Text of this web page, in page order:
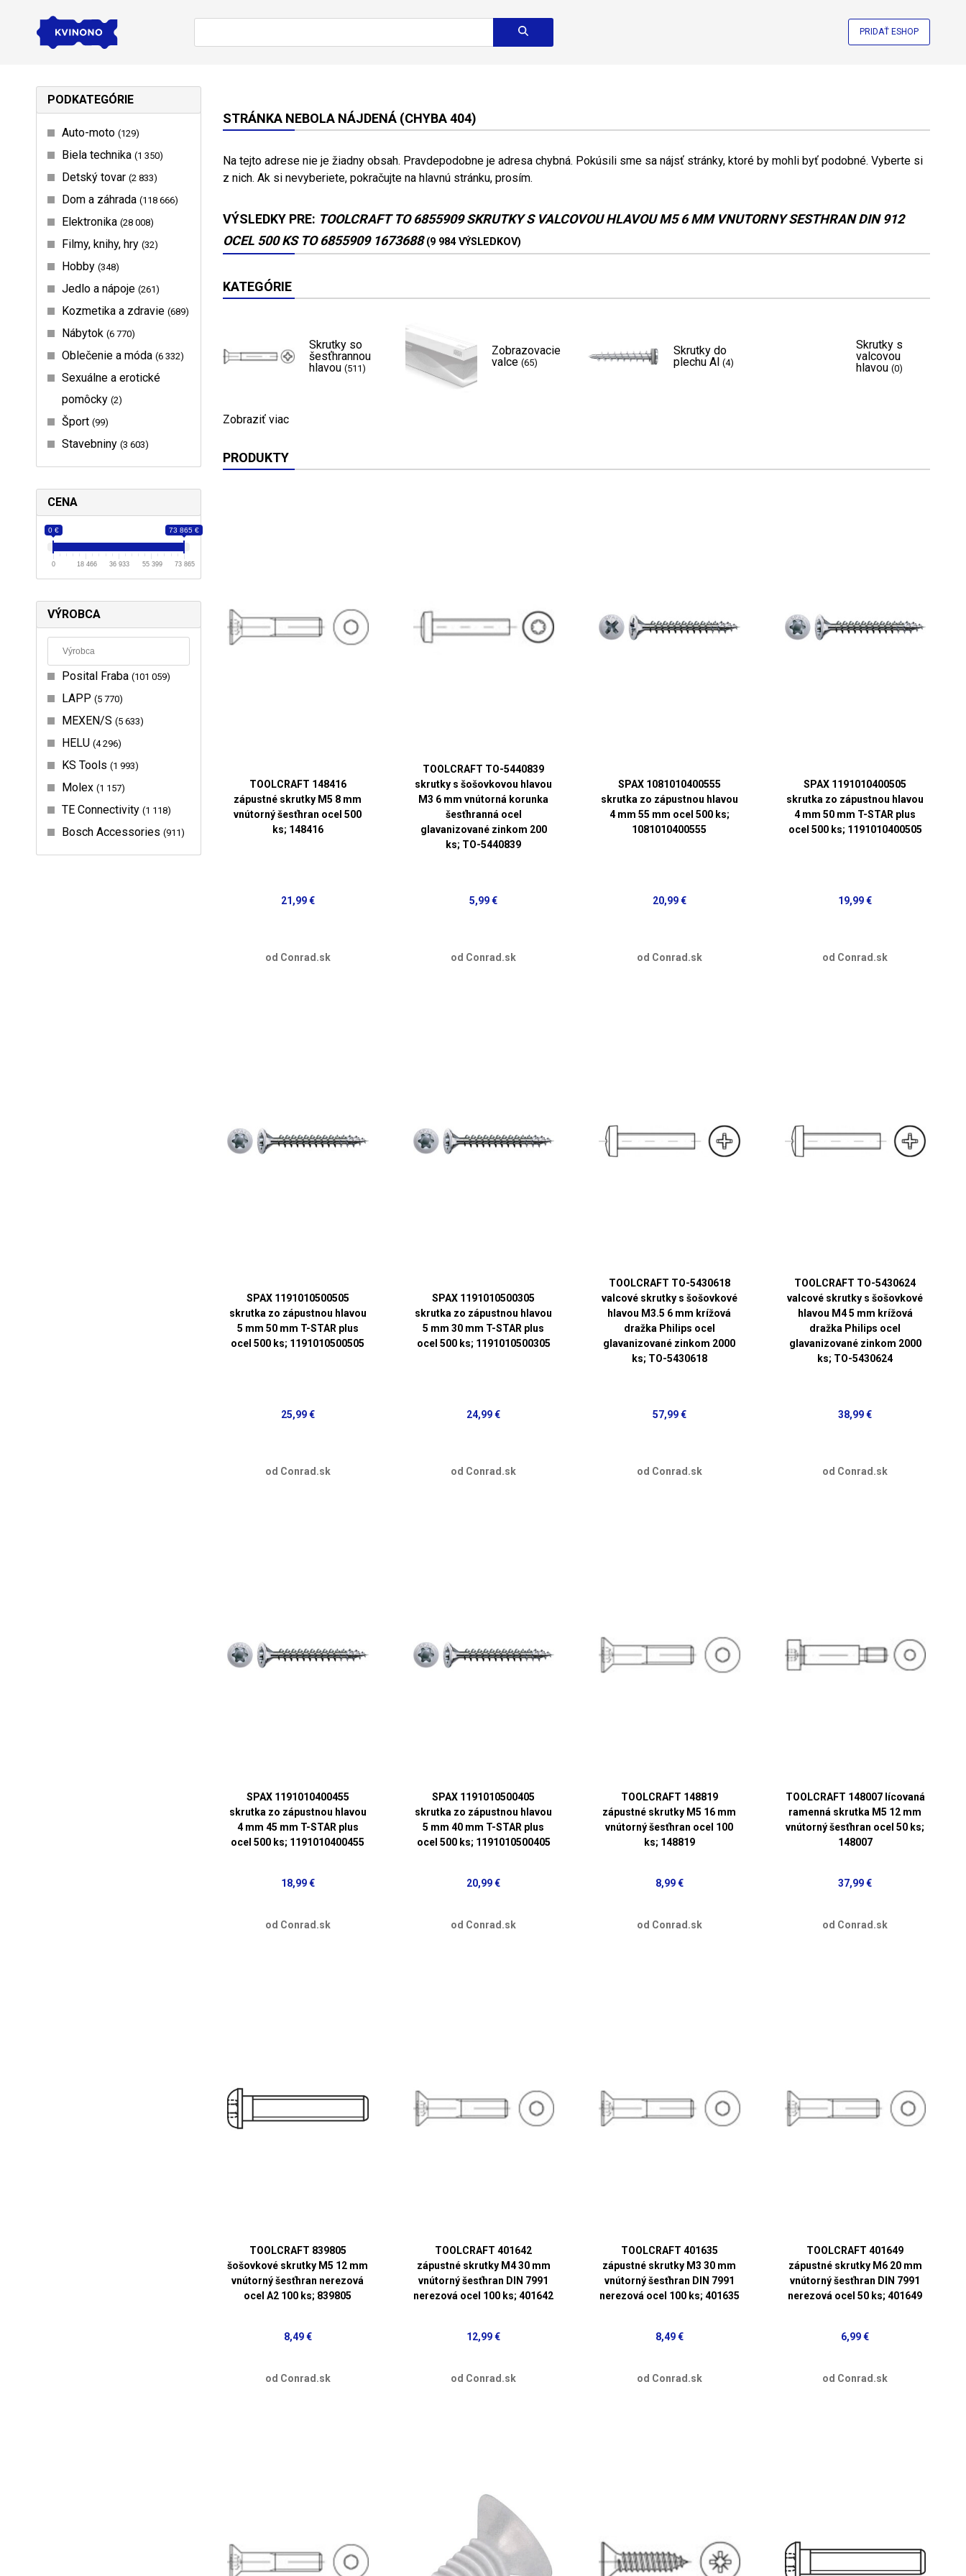
PRIDAŤ ESHOP
PODKATEGÓRIE
Auto-moto 129
Biela technika 1 350
Detský tovar 2 833
Dom a záhrada 118 666
Elektronika 28 008
Filmy, knihy, hry 32
Hobby 348
Jedlo a nápoje 261
Kozmetika a zdravie 689
Nábytok 6 770
Oblečenie a móda 6 332
Sexuálne a erotické
pomôcky 2
Šport 99
Stavebniny 3 603
CENA
0 € 73 865 €
0 18 466 36 933 55 399 73 865
VÝROBCA
Posital Fraba 101 059
LAPP 5 770
MEXEN/S 5 633
HELU 4 296
KS Tools 1 993
Molex 1 157
TE Connectivity 1 118
Bosch Accessories 911
STRÁNKA NEBOLA NÁJDENÁ (CHYBA 404)
Na tejto adrese nie je žiadny obsah. Pravdepodobne je adresa chybná. Pokúsili sme sa nájsť stránky, ktoré by mohli byť podobné. Vyberte si
z nich. Ak si nevyberiete, pokračujte na hlavnú stránku, prosím.
VÝSLEDKY PRE: TOOLCRAFT TO 6855909 SKRUTKY S VALCOVOU HLAVOU M5 6 MM VNUTORNY SESTHRAN DIN 912
OCEL 500 KS TO 6855909 1673688 (9 984 VÝSLEDKOV)
KATEGÓRIE
Skrutky so
šesťhrannou
hlavou (511)
Zobrazovacie
valce (65)
Skrutky do
plechu Al (4)
Skrutky s
valcovou
hlavou (0)
Zobraziť viac
PRODUKTY
TOOLCRAFT 148416
zápustné skrutky M5 8 mm
vnútorný šesťhran ocel 500
ks; 148416
21,99 €
od Conrad.sk
TOOLCRAFT TO-5440839
skrutky s šošovkovou hlavou
M3 6 mm vnútorná korunka
šesťhranná ocel
glavanizované zinkom 200
ks; TO-5440839
5,99 €
od Conrad.sk
SPAX 1081010400555
skrutka zo zápustnou hlavou
4 mm 55 mm ocel 500 ks;
1081010400555
20,99 €
od Conrad.sk
SPAX 1191010400505
skrutka zo zápustnou hlavou
4 mm 50 mm T-STAR plus
ocel 500 ks; 1191010400505
19,99 €
od Conrad.sk
SPAX 1191010500505
skrutka zo zápustnou hlavou
5 mm 50 mm T-STAR plus
ocel 500 ks; 1191010500505
25,99 €
od Conrad.sk
SPAX 1191010500305
skrutka zo zápustnou hlavou
5 mm 30 mm T-STAR plus
ocel 500 ks; 1191010500305
24,99 €
od Conrad.sk
TOOLCRAFT TO-5430618
valcové skrutky s šošovkové
hlavou M3.5 6 mm krížová
dražka Philips ocel
glavanizované zinkom 2000
ks; TO-5430618
57,99 €
od Conrad.sk
TOOLCRAFT TO-5430624
valcové skrutky s šošovkové
hlavou M4 5 mm krížová
dražka Philips ocel
glavanizované zinkom 2000
ks; TO-5430624
38,99 €
od Conrad.sk
SPAX 1191010400455
skrutka zo zápustnou hlavou
4 mm 45 mm T-STAR plus
ocel 500 ks; 1191010400455
18,99 €
od Conrad.sk
SPAX 1191010500405
skrutka zo zápustnou hlavou
5 mm 40 mm T-STAR plus
ocel 500 ks; 1191010500405
20,99 €
od Conrad.sk
TOOLCRAFT 148819
zápustné skrutky M5 16 mm
vnútorný šesťhran ocel 100
ks; 148819
8,99 €
od Conrad.sk
TOOLCRAFT 148007 lícovaná
ramenná skrutka M5 12 mm
vnútorný šesťhran ocel 50 ks;
148007
37,99 €
od Conrad.sk
TOOLCRAFT 839805
šošovkové skrutky M5 12 mm
vnútorný šesťhran nerezová
ocel A2 100 ks; 839805
8,49 €
od Conrad.sk
TOOLCRAFT 401642
zápustné skrutky M4 30 mm
vnútorný šesťhran DIN 7991
nerezová ocel 100 ks; 401642
12,99 €
od Conrad.sk
TOOLCRAFT 401635
zápustné skrutky M3 30 mm
vnútorný šesťhran DIN 7991
nerezová ocel 100 ks; 401635
8,49 €
od Conrad.sk
TOOLCRAFT 401649
zápustné skrutky M6 20 mm
vnútorný šesťhran DIN 7991
nerezová ocel 50 ks; 401649
6,99 €
od Conrad.sk